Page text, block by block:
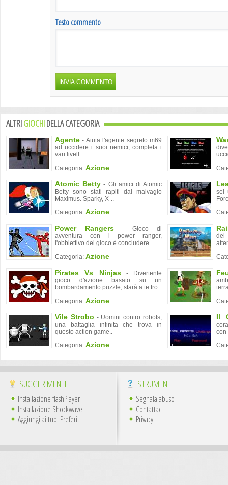
Testo commento
ALTRIGIOCHIDELLA CATEGORIA
Agente - Aiuta l'agente segreto m69
ad uccidere i suoi nemici, completa i
vari livell..
Categoria: Azione
Atomic Betty - Gli amici di Atomic
Betty sono stati rapiti dal malvagio
Maximus. Sparky, X-..
Categoria: Azione
sei
Power Rangers - Gioco di
avventura con i power ranger,
l'obbiettivo del gioco è concludere ..
Categoria: Azione
Pirates Vs Ninjas- Divertente
gioco d'azione basato su un
bombardamento puzzle, starà a te tro..
Categoria: Azione
Vile Strobo - Uomini contro robots,
una battaglia infinita che trova in
questo action game..
Categoria: Azione
Il
con
SUGGERIMENTI
Installazione flashPlayer
Installazione Shockwave
Aggiungi ai tuoi Preferiti
STRUMENTI
Segnala abuso
Contattaci
Privacy